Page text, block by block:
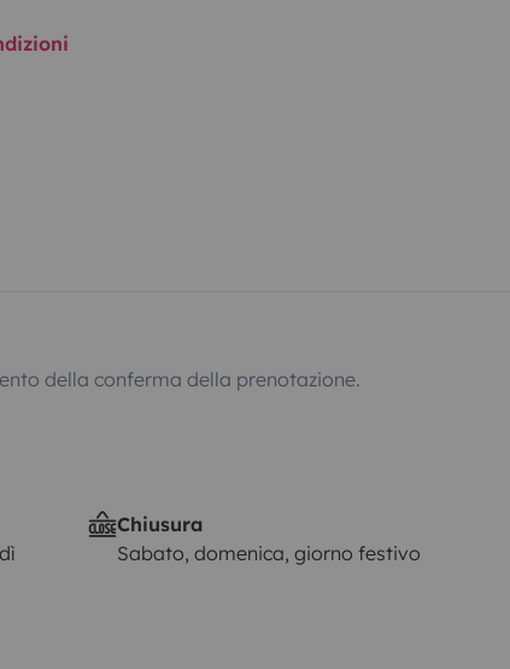
della conferma della prenotazione.
Chiusura
Sabato, domenica, giorno festivo